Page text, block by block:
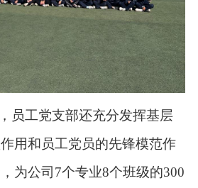
员工党支部还充分发挥基层
用和员工党员的先锋模范作
为公司7个专业8个班级的300